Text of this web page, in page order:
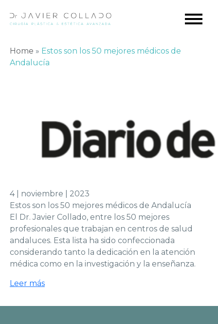
Home » Estos son los 50 mejores médicos de
Andalucía
4 | noviembre | 2023
Estos son los 50 mejores médicos de Andalucía
El Dr. Javier Collado, entre los 50 mejores
profesionales que trabajan en centros de salud
andaluces. Esta lista ha sido confeccionada
considerando tanto la dedicación en la atención
médica como en la investigación y la enseñanza.
Leer más